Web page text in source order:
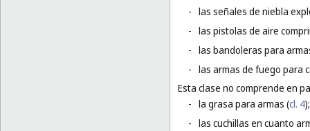
- las señales de niebla
- las pistolas de aire
- las bandoleras para
- las armas de fuego para
Esta clase no comprende en
- la grasa para armas (cl. 4);
- las cuchillas en cuanto